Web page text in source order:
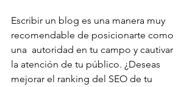
Escribir un blog es una manera muy
recomendable de posicionarte como
una  autoridad en tu campo y cautivar
la atención de tu público. ¿Deseas
mejorar el ranking del SEO de tu